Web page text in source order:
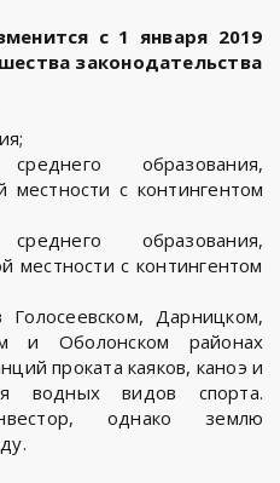
с 1 января 2019
законодательства
образования,
местности с контингентом
образования,
местности с контингентом
Дарницком,
и Оболонском районах
проката каяков, каноэ и
водных видов спорта.
однако землю